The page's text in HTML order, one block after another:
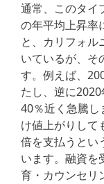
通常、このタイ
の年平均上昇率
と、カリフォル
いているが、そ
す。例えば、
たし、逆に
40％近く急騰
け値上がりして
倍を支払うとい
います。融資を
育・カウンセリ